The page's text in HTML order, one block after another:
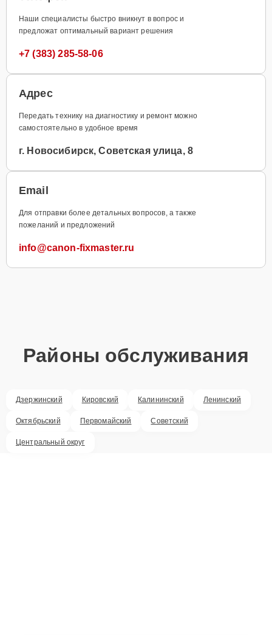
Наши специалисты быстро вникнут в вопрос и
предложат оптимальный вариант решения
+7 (383) 285-58-06
Адрес
Передать технику на диагностику и ремонт можно
самостоятельно в удобное время
г. Новосибирск, Советская улица, 8
Email
Для отправки более детальных вопросов, а также
пожеланий и предложений
info@canon-fixmaster.ru
Районы обслуживания
Дзержинский Кировский Калининский Ленинский
Октябрьский Первомайский Советский
Центральный округ